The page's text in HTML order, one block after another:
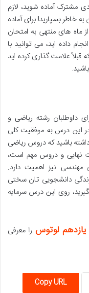
مشترک آماده شوید، لازم
خاطر بسپارید! برای آماده
ماه های منتهی به امتحان
داده اید، می توانید با
علامت گذاری کرده اید
داوطلبان رشته ریاضی و
این درس به موفقیت کلی
باشید که دروس ریاضی
نهایی و دروس مهم است،
مهندسی نیز اهمیت دارد.
زندگی دانشجویی تان سختی
روی این درس سرمایه
لوتوس را معرفی
Copy URL